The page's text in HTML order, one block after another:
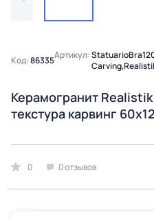
Код:86335Артикул:
Керамогранит
текстура карвинг
0 0 отзывов